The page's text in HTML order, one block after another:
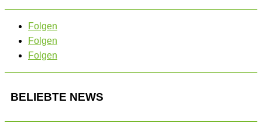
Folgen
Folgen
Folgen
BELIEBTE NEWS